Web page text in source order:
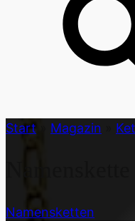
Start
Magazin
Namensketten